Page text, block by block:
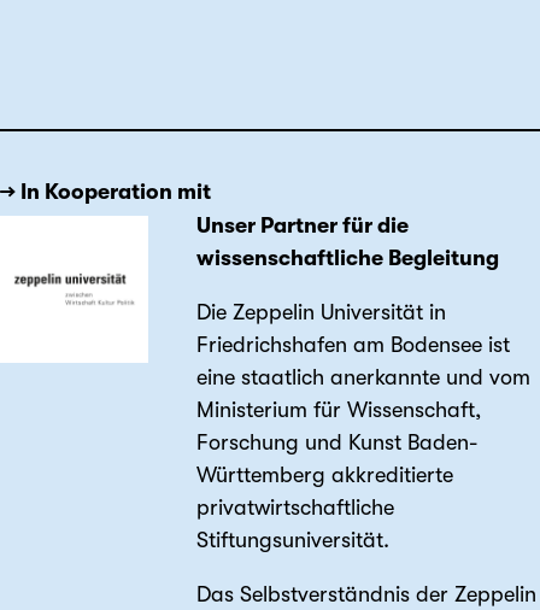
→ In Kooperation mit
Unser Partner für die
wissenschaftliche Begleitung
Die Zeppelin Universität in
Friedrichshafen am Bodensee ist
eine staatlich anerkannte und vom
Ministerium für Wissenschaft,
Forschung und Kunst Baden-
Württemberg akkreditierte
privatwirtschaftliche
Stiftungsuniversität.
Das Selbstverständnis der Zeppelin